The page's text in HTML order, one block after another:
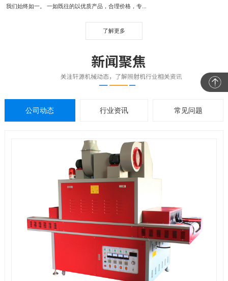
我们始终如一。 一如既往的以优质产品，合理价格，专...
了解更多
公司动态 行业资讯 常见问题